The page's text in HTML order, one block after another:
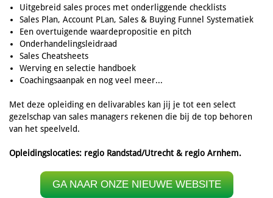
Uitgebreid sales proces met onderliggende checklists
Sales Plan, Account PLan, Sales & Buying Funnel Systematiek
Een overtuigende waardepropositie en pitch
Onderhandelingsleidraad
Sales Cheatsheets
Werving en selectie handboek
Coachingsaanpak en nog veel meer...
Met deze opleiding en delivarables kan jij je tot een select
gezelschap van sales managers rekenen die bij de top behoren
van het speelveld.
Opleidingslocaties: regio Randstad/Utrecht & regio Arnhem.
GA NAAR ONZE NIEUWE WEBSITE